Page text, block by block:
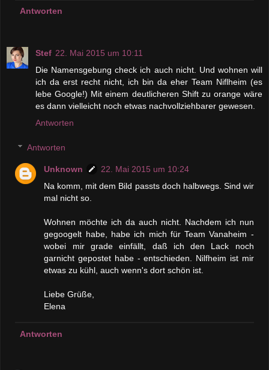
Antworten
Stef 22. Mai 2015 um 10:11
Die Namensgebung check ich auch nicht. Und wohnen will
ich da erst recht nicht, ich bin da eher Team Niflheim (es
lebe Google!) Mit einem deutlicheren Shift zu orange wäre
es dann vielleicht noch etwas nachvollziehbarer gewesen.
Antworten
Antworten
Unknown
22. Mai 2015 um 10:24
Na komm, mit dem Bild passts doch halbwegs. Sind wir
mal nicht so.
Wohnen möchte ich da auch nicht. Nachdem ich nun
gegoogelt habe, habe ich mich für Team Vanaheim -
wobei mir grade einfällt, daß ich den Lack noch
garnicht gepostet habe - entschieden. Nilfheim ist mir
etwas zu kühl, auch wenn's dort schön ist.
Liebe Grüße,
Elena
Antworten